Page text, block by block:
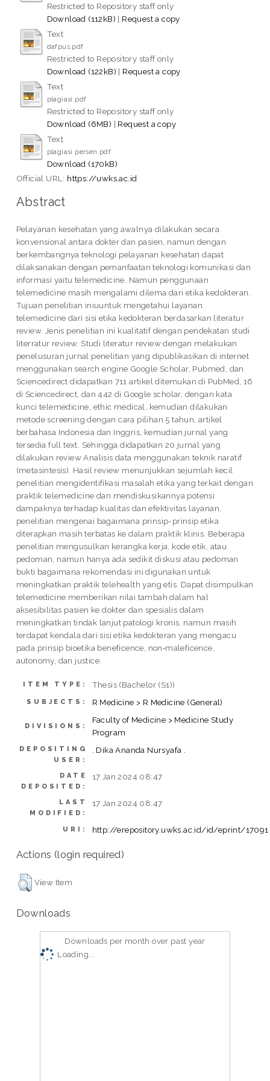
Restricted to Repository staff only
Download (112kB) | Request a copy
Text
dafpus.pdf
Restricted to Repository staff only
Download (122kB) | Request a copy
Text
plagiasi.pdf
Restricted to Repository staff only
Download (6MB) | Request a copy
Text
plagiasi persen.pdf
Download (170kB)
Official URL: https://uwks.ac.id
Abstract
Pelayanan kesehatan yang awalnya dilakukan secara
konvensional antara dokter dan pasien, namun dengan
berkembangnya teknologi pelayanan kesehatan dapat
dilaksanakan dengan pemanfaatan teknologi komunikasi dan
informasi yaitu telemedicine. Namun penggunaan
telemedicine masih mengalami dilema dari etika kedokteran.
Tujuan penelitian iniuuntuk mengetahui layanan
telemedicine dari sisi etika kedokteran berdasarkan literatur
review. Jenis penelitian ini kualitatif dengan pendekatan studi
literratur review. Studi literatur review dengan melakukan
penelusuran jurnal penelitian yang dipublikasikan di internet
menggunakan search engine Google Scholar, Pubmed, dan
Sciencedirect didapatkan 711 artikel ditemukan di PubMed, 16
di Sciencedirect, dan 442 di Google scholar, dengan kata
kunci telemedicine, ethic medical, kemudian dilakukan
metode screening dengan cara pilihan 5 tahun, artikel
berbahasa Indonesia dan Inggris, kemudian jurnal yang
tersedia full text. Sehingga didapatkan 20 jurnal yang
dilakukan review Analisis data menggunakan teknik naratif
(metasintesis). Hasil review menunjukkan sejumlah kecil
penelitian mengidentifikasi masalah etika yang terkait dengan
praktik telemedicine dan mendiskusikannya potensi
dampaknya terhadap kualitas dan efektivitas layanan,
penelitian mengenai bagaimana prinsip-prinsip etika
diterapkan masih terbatas ke dalam praktik klinis. Beberapa
penelitian mengusulkan kerangka kerja, kode etik, atau
pedoman, namun hanya ada sedikit diskusi atau pedoman
bukti bagaimana rekomendasi ini digunakan untuk
meningkatkan praktik telehealth yang etis. Dapat disimpulkan
telemedicine memberikan nilai tambah dalam hal
aksesibilitas pasien ke dokter dan spesialis dalam
meningkatkan tindak lanjut patologi kronis, namun masih
terdapat kendala dari sisi etika kedokteran yang mengacu
pada prinsip bioetika beneficence, non‐maleficence,
autonomy, dan justice.
ITEM TYPE: Thesis (Bachelor (S1))
SUBJECTS: R Medicine > R Medicine (General)
DIVISIONS:
Faculty of Medicine > Medicine Study
Program
DEPOSITING
USER:
. Dika Ananda Nursyafa .
DATE
DEPOSITED:
17 Jan 2024 08:47
LAST
MODIFIED:
17 Jan 2024 08:47
URI: http://erepository.uwks.ac.id/id/eprint/17091
Actions (login required)
View Item
Downloads
Downloads per month over past year
Loading...